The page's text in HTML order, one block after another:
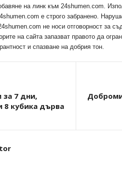
на линк към 24shumen.com.
е строго забранено.
не носи отговорност за
на сайта запазват правото да
и спазване на добрия тон.
за 7 дни,
8 кубика дърва